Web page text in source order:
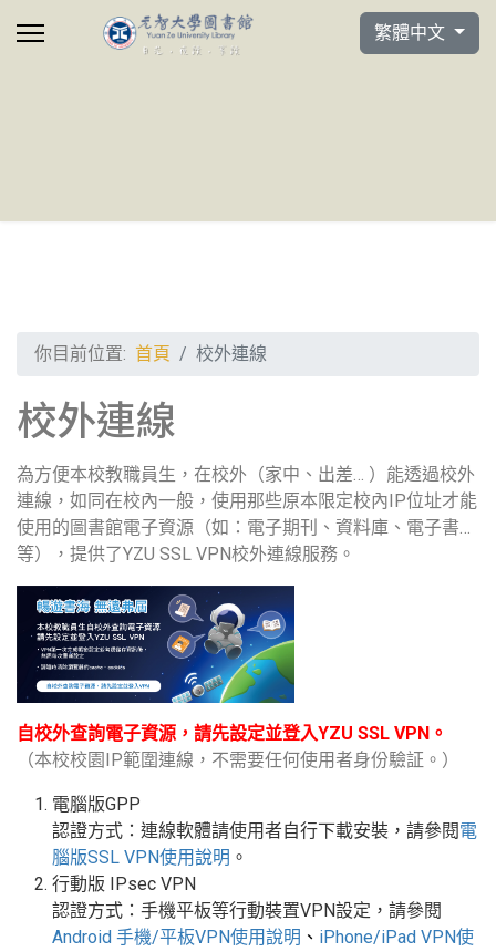
選擇你的語言
繁體中文
你目前位置: 首頁 校外連線
校外連線
為方便本校教職員生，在校外（家中、出差… ）能透過校外
連線，如同在校內一般，使用那些原本限定校內IP位址才能
使用的圖書館電子資源（如：電子期刊、資料庫、電子書…
等），提供了YZU SSL VPN校外連線服務。
自校外查詢電子資源，請先設定並登入YZU SSL VPN。
（本校校園IP範圍連線，不需要任何使用者身份驗証。）
電腦版GPP
認證方式：連線軟體請使用者自行下載安裝，請參閱電
腦版SSL VPN使用說明 。
行動版
IPsec VPN
認證方式：手機平板等行動裝置VPN設定 ，請參閱
Android 手機/平板VPN使用說明 、 iPhone/iPad VPN使